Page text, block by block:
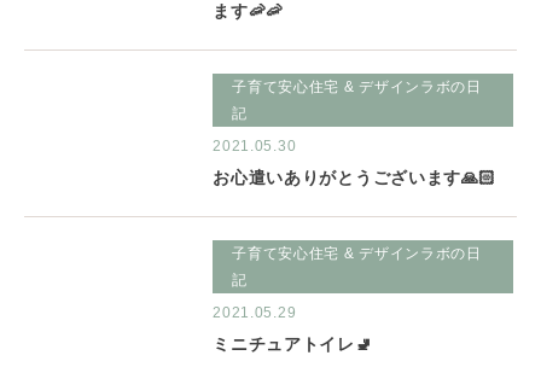
ます🦐🦐
2021.05.30
子育て安心住宅 & デザインラボの日
記
お心遣いありがとうございます🙏🏻
2021.05.29
子育て安心住宅 & デザインラボの日
記
ミニチュアトイレ🚽